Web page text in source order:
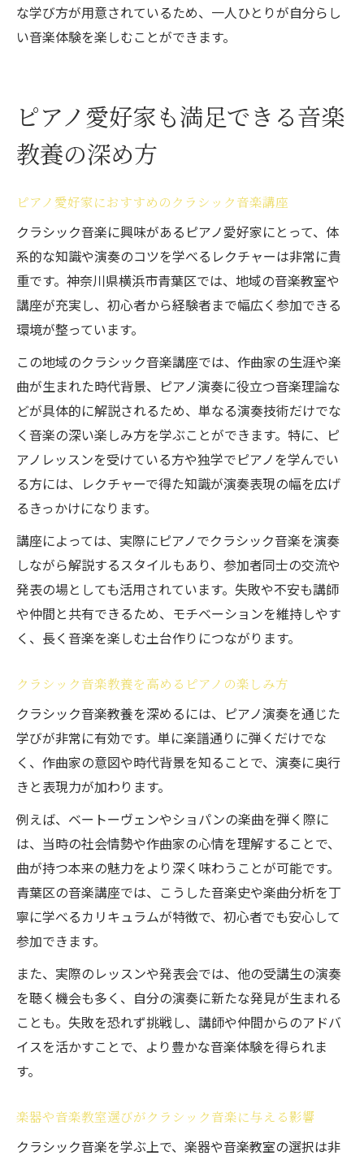
な学び方が用意されているため、一人ひとりが自分らし
い音楽体験を楽しむことができます。
ピアノ愛好家も満足できる音楽
教養の深め方
ピアノ愛好家におすすめのクラシック音楽講座
クラシック音楽に興味があるピアノ愛好家にとって、体
系的な知識や演奏のコツを学べるレクチャーは非常に貴
重です。神奈川県横浜市青葉区では、地域の音楽教室や
講座が充実し、初心者から経験者まで幅広く参加できる
環境が整っています。
この地域のクラシック音楽講座では、作曲家の生涯や楽
曲が生まれた時代背景、ピアノ演奏に役立つ音楽理論な
どが具体的に解説されるため、単なる演奏技術だけでな
く音楽の深い楽しみ方を学ぶことができます。特に、ピ
アノレッスンを受けている方や独学でピアノを学んでい
る方には、レクチャーで得た知識が演奏表現の幅を広げ
るきっかけになります。
講座によっては、実際にピアノでクラシック音楽を演奏
しながら解説するスタイルもあり、参加者同士の交流や
発表の場としても活用されています。失敗や不安も講師
や仲間と共有できるため、モチベーションを維持しやす
く、長く音楽を楽しむ土台作りにつながります。
クラシック音楽教養を高めるピアノの楽しみ方
クラシック音楽教養を深めるには、ピアノ演奏を通じた
学びが非常に有効です。単に楽譜通りに弾くだけでな
く、作曲家の意図や時代背景を知ることで、演奏に奥行
きと表現力が加わります。
例えば、ベートーヴェンやショパンの楽曲を弾く際に
は、当時の社会情勢や作曲家の心情を理解することで、
曲が持つ本来の魅力をより深く味わうことが可能です。
青葉区の音楽講座では、こうした音楽史や楽曲分析を丁
寧に学べるカリキュラムが特徴で、初心者でも安心して
参加できます。
また、実際のレッスンや発表会では、他の受講生の演奏
を聴く機会も多く、自分の演奏に新たな発見が生まれる
ことも。失敗を恐れず挑戦し、講師や仲間からのアドバ
イスを活かすことで、より豊かな音楽体験を得られま
す。
楽器や音楽教室選びがクラシック音楽に与える影響
クラシック音楽を学ぶ上で、楽器や音楽教室の選択は非